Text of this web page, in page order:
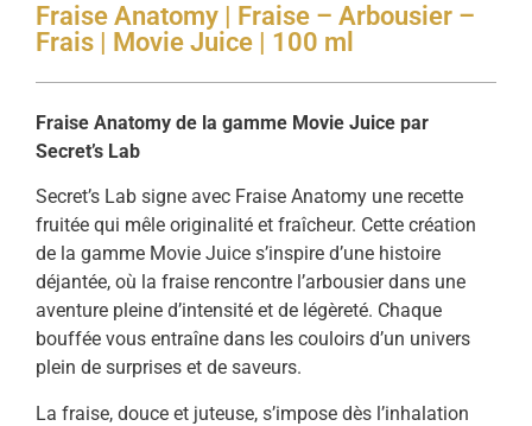
Fraise Anatomy | Fraise – Arbousier –
Frais | Movie Juice | 100 ml
Fraise Anatomy de la gamme Movie Juice par
Secret’s Lab
Secret’s Lab signe avec Fraise Anatomy une recette
fruitée qui mêle originalité et fraîcheur. Cette création
de la gamme Movie Juice s’inspire d’une histoire
déjantée, où la fraise rencontre l’arbousier dans une
aventure pleine d’intensité et de légèreté. Chaque
bouffée vous entraîne dans les couloirs d’un univers
plein de surprises et de saveurs.
La fraise, douce et juteuse, s’impose dès l’inhalation